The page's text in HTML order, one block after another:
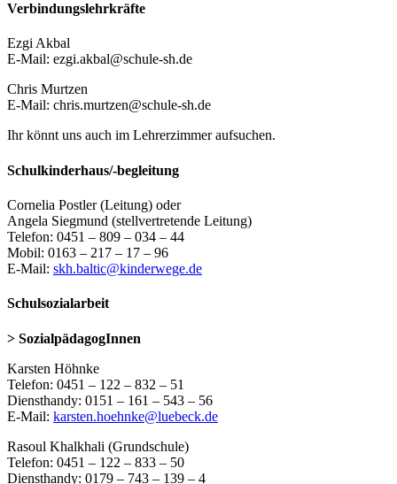
Verbindungslehrkräfte
Ezgi Akbal
E-Mail: ezgi.akbal@schule-sh.de
Chris Murtzen
E-Mail: chris.murtzen@schule-sh.de
Ihr könnt uns auch im Lehrerzimmer aufsuchen.
Schulkinderhaus/-begleitung
Cornelia Postler (Leitung) oder
Angela Siegmund (stellvertretende Leitung)
Telefon: 0451 – 809 – 034 – 44
Mobil: 0163 – 217 – 17 – 96
E-Mail: skh.baltic@kinderwege.de
Schulsozialarbeit
> SozialpädagogInnen
Karsten Höhnke
Telefon: 0451 – 122 – 832 – 51
Diensthandy: 0151 – 161 – 543 – 56
E-Mail: karsten.hoehnke@luebeck.de
Rasoul Khalkhali (Grundschule)
Telefon: 0451 – 122 – 833 – 50
Diensthandy: 0179 – 743 – 139 – 4